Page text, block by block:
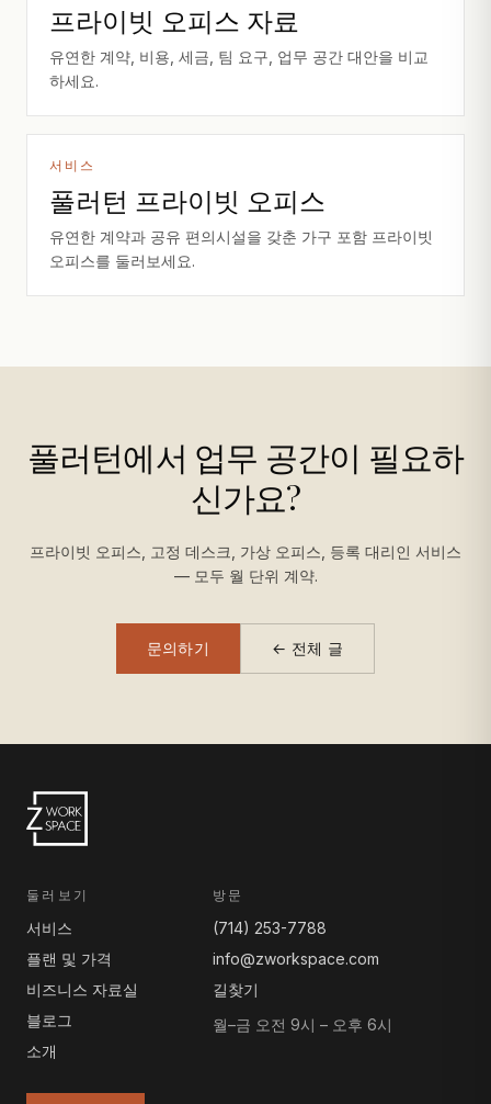
프라이빗 오피스 자료
유연한 계약, 비용, 세금, 팀 요구, 업무 공간 대안을 비교
하세요.
서비스
풀러턴 프라이빗 오피스
유연한 계약과 공유 편의시설을 갖춘 가구 포함 프라이빗
오피스를 둘러보세요.
풀러턴에서 업무 공간이 필요하
신가요?
프라이빗 오피스, 고정 데스크, 가상 오피스, 등록 대리인 서비스
— 모두 월 단위 계약.
문의하기 ← 전체 글
둘러보기
서비스
플랜 및 가격
비즈니스 자료실
블로그
소개
방문
(714) 253-7788
info@zworkspace.com
길찾기
월–금 오전 9시 – 오후 6시